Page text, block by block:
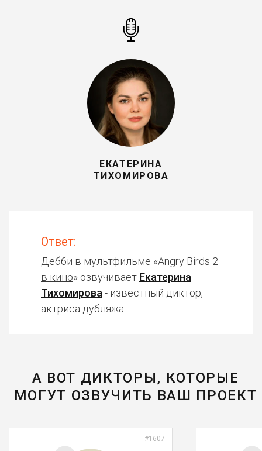
ЕКАТЕРИНА
ТИХОМИРОВА
Ответ:
Дебби в мультфильме «Angry Birds 2
в кино» озвучивает Екатерина
Тихомирова - известный диктор,
актриса дубляжа.
А ВОТ ДИКТОРЫ, КОТОРЫЕ
МОГУТ ОЗВУЧИТЬ ВАШ ПРОЕКТ
#1607